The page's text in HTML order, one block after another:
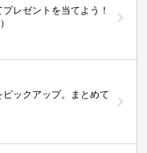
レゼントを当てよう！
ックアップ。まとめて